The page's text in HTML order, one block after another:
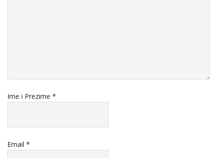
Ime i Prezime *
Email *